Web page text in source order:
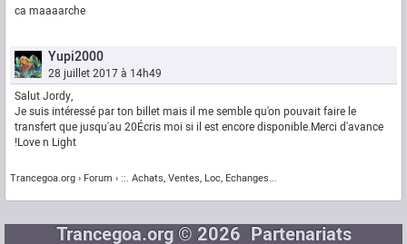
ca maaaarche
Yupi2000
28 juillet 2017 à 14h49
Salut Jordy,
Je suis intéressé par ton billet mais il me semble qu'on pouvait faire le
transfert que jusqu'au 20Écris moi si il est encore disponible.Merci d'avance
!Love n Light
Trancegoa.org Forum ::. Achats, Ventes, Loc, Echanges...
Trancegoa.org © 2026 Partenariats